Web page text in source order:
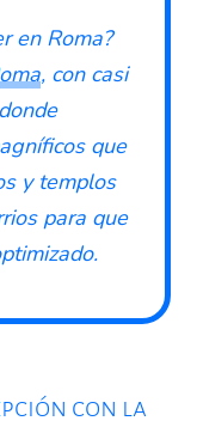
en Roma?
, con casi
que
y templos
para que
con la